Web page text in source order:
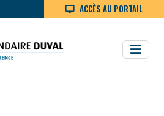
ACCÈS AU PORTAIL